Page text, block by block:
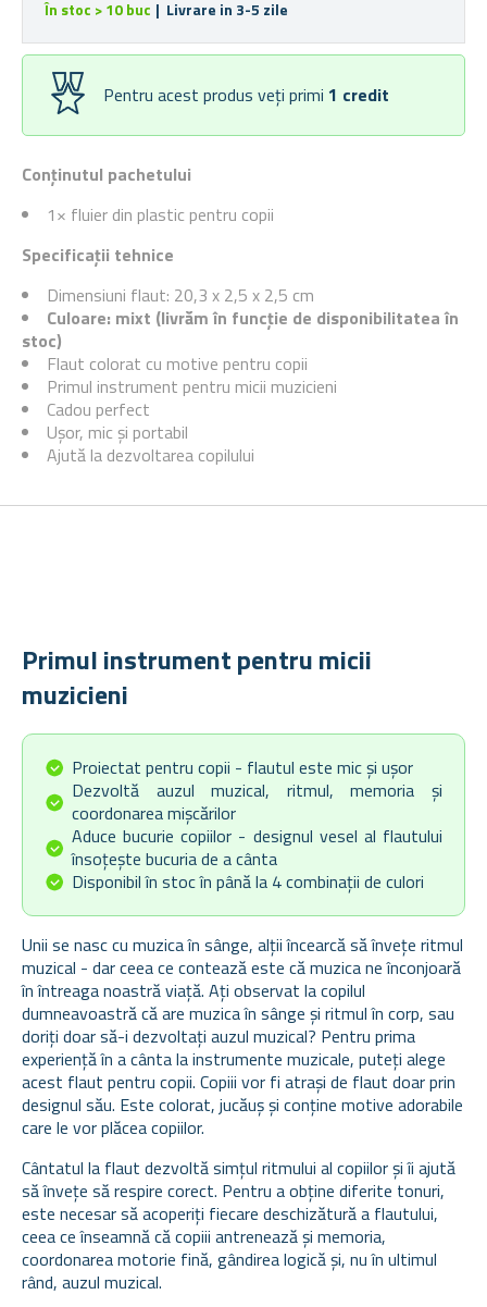
Conținutul pachetului
1× fluier din plastic pentru copii
Specificații tehnice
Dimensiuni flaut: 20,3 x 2,5 x 2,5 cm
Culoare: mixt (livrăm în funcție de disponibilitatea în
stoc)
Flaut colorat cu motive pentru copii
Primul instrument pentru micii muzicieni
Cadou perfect
Ușor, mic și portabil
Ajută la dezvoltarea copilului
În stoc > 10 buc | Livrare in 3-5 zile
Pentru acest produs veți primi 1 credit
Primul instrument pentru micii
muzicieni
Proiectat pentru copii - flautul este mic și ușor
Dezvoltă auzul muzical, ritmul, memoria și
coordonarea mișcărilor
Aduce bucurie copiilor - designul vesel al flautului
însoțește bucuria de a cânta
Disponibil în stoc în până la 4 combinații de culori
Unii se nasc cu muzica în sânge, alții încearcă să învețe ritmul
muzical - dar ceea ce contează este că muzica ne înconjoară
în întreaga noastră viață. Ați observat la copilul
dumneavoastră că are muzica în sânge și ritmul în corp, sau
doriți doar să-i dezvoltați auzul muzical? Pentru prima
experiență în a cânta la instrumente muzicale, puteți alege
acest flaut pentru copii. Copiii vor fi atrași de flaut doar prin
designul său. Este colorat, jucăuș și conține motive adorabile
care le vor plăcea copiilor.
Cântatul la flaut dezvoltă simțul ritmului al copiilor și îi ajută
să învețe să respire corect. Pentru a obține diferite tonuri,
este necesar să acoperiți fiecare deschizătură a flautului,
ceea ce înseamnă că copiii antrenează și memoria,
coordonarea motorie fină, gândirea logică și, nu în ultimul
rând, auzul muzical.